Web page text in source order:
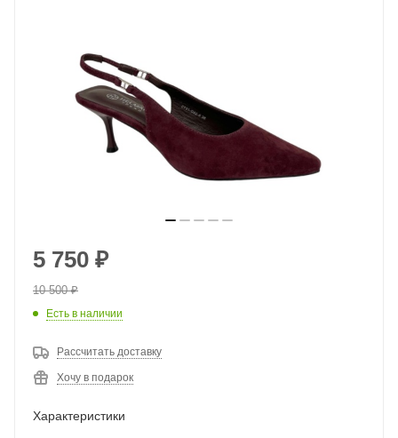
5 750 ₽
10 500₽
Есть в наличии
Рассчитать доставку
Хочу в подарок
Характеристики